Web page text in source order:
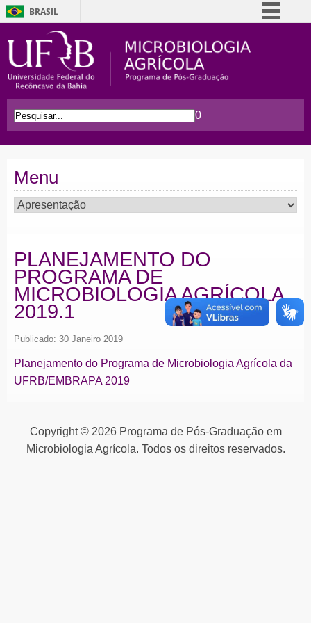
BRASIL
Comunica BR
Participe
Acesso à informação
Legislação
Canais
0
Menu
PLANEJAMENTO DO
PROGRAMA DE
MICROBIOLOGIA AGRÍCOLA
2019.1
Publicado: 30 Janeiro 2019
Planejamento do Programa de Microbiologia Agrícola da
UFRB/EMBRAPA 2019
Copyright © 2026 Programa de Pós-Graduação em
Microbiologia Agrícola. Todos os direitos reservados.